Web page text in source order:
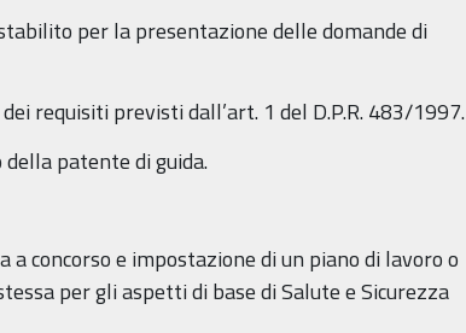
per la presentazione delle domande di
requisiti previsti dall’art. 1 del D.P.R. 483/1997.
patente di guida.
concorso e impostazione di un piano di lavoro o
per gli aspetti di base di Salute e Sicurezza